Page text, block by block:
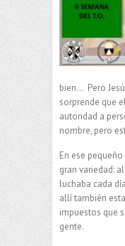
bien… Pero
sorprende que
autoridad a
nombre, pero
En ese
gran variedad:
luchaba cada
allí también
impuestos que
gente.